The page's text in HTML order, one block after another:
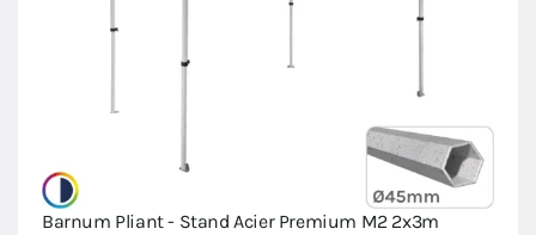
Barnum Pliant - Stand Acier Premium M2 2x3m